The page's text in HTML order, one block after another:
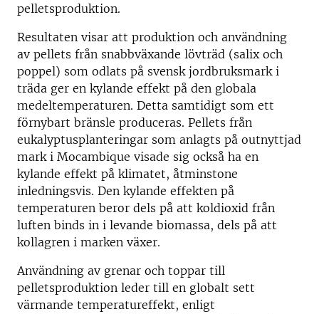
pelletsproduktion.
Resultaten visar att produktion och användning
av pellets från snabbväxande lövträd (salix och
poppel) som odlats på svensk jordbruksmark i
träda ger en kylande effekt på den globala
medeltemperaturen. Detta samtidigt som ett
förnybart bränsle produceras. Pellets från
eukalyptusplanteringar som anlagts på outnyttjad
mark i Mocambique visade sig också ha en
kylande effekt på klimatet, åtminstone
inledningsvis. Den kylande effekten på
temperaturen beror dels på att koldioxid från
luften binds in i levande biomassa, dels på att
kollagren i marken växer.
Användning av grenar och toppar till
pelletsproduktion leder till en globalt sett
värmande temperatureffekt, enligt